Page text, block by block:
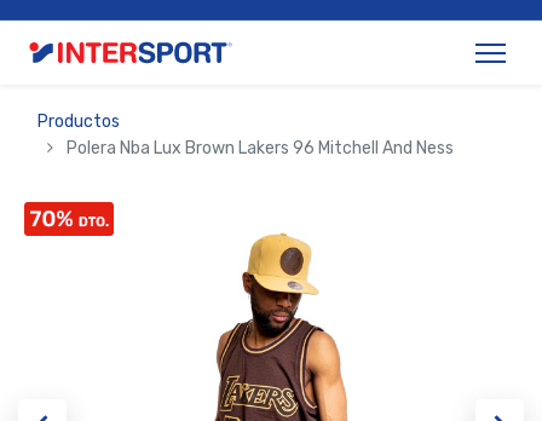
Productos
Polera Nba Lux Brown Lakers 96 Mitchell And Ness